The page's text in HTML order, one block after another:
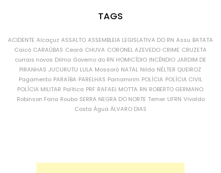
TAGS
ACIDENTE Alcaçuz ASSALTO ASSEMBLEIA LEGISLATIVA DO RN Assu BATATA
Caicó CARAÚBAS Ceará CHUVA CORONEL AZEVEDO CRIME CRUZETA
currais novos Dilma Governo do RN HOMICÍDIO INCÊNDIO JARDIM DE
PIRANHAS JUCURUTU LULA Mossoró NATAL Nilda NÉLTER QUEIROZ
Pagamento PARAÍBA PARELHAS Parnamirim POLÍCIA POLÍCIA CIVIL
POLÍCIA MILITAR Política PRF RAFAEL MOTTA RN ROBERTO GERMANO
Robinson Faria Roubo SERRA NEGRA DO NORTE Temer UFRN Vivaldo
Costa Água ÁLVARO DIAS